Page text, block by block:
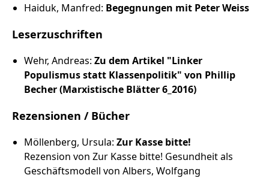
Haiduk, Manfred: Begegnungen mit Peter Weiss
Leserzuschriften
Wehr, Andreas: Zu dem Artikel "Linker
Populismus statt Klassenpolitik" von Phillip
Becher (Marxistische Blätter 6_2016)
Rezensionen / Bücher
Möllenberg, Ursula: Zur Kasse bitte!
Rezension von Zur Kasse bitte! Gesundheit als
Geschäftsmodell von Albers, Wolfgang